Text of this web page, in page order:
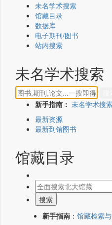
未名学术搜索
馆藏目录
数据库
电子期刊/图书
站内搜索
未名学术搜索
新手指南： 未名学术搜
最新资源
最新到馆图书
馆藏目录
新手指南 ： 馆藏检索